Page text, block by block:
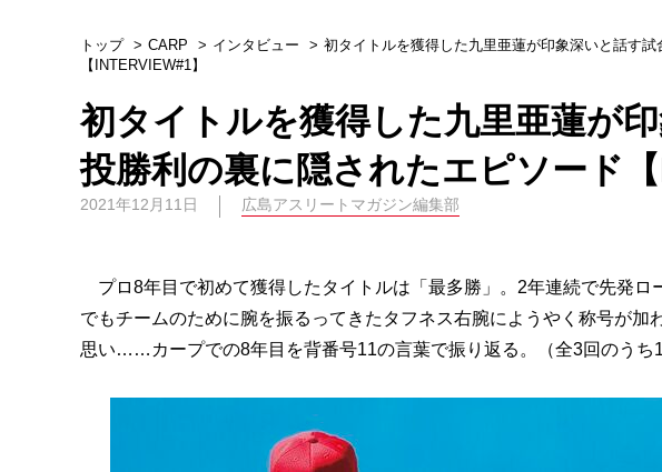
トップ CARP インタビュー
初タイトルを獲得した九里亜蓮が印象深いと話す
【INTERVIEW#1】
初タイトルを獲得した九里亜蓮が
投勝利の裏に隠されたエピソード【
2021年12月11日 広島アスリートマガジン編集部
プロ8年目で初めて獲得したタイトルは「最多勝」。2年連続で先発ロ
でもチームのために腕を振るってきたタフネス右腕にようやく称号が
思い……カープでの8年目を背番号11の言葉で振り返る。（全3回のうち1